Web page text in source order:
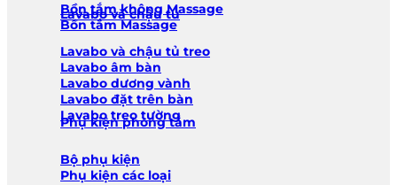
Bồn tắm không Massage
Bồn tắm Massage
Lavabo và chậu tủ
Lavabo và chậu tủ treo
Lavabo âm bàn
Lavabo dương vành
Lavabo đặt trên bàn
Lavabo treo tường
Phụ kiện phòng tắm
Bộ phụ kiện
Phụ kiện các loại